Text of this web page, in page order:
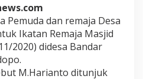
Pemuda dan remaja Desa
Ikatan Remaja Masjid
2020) didesa Bandar
M.Harianto ditunjuk